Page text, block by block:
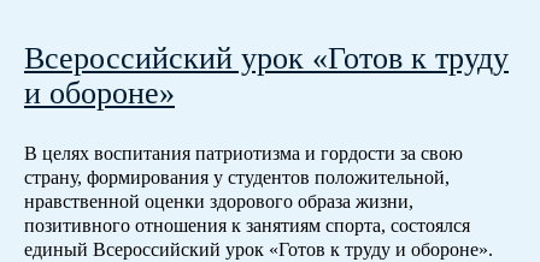
Всероссийский урок «Готов к труду
и обороне»
В целях воспитания патриотизма и гордости за свою
страну, формирования у студентов положительной,
нравственной оценки здорового образа жизни,
позитивного отношения к занятиям спорта, состоялся
единый Всероссийский урок «Готов к труду и обороне».